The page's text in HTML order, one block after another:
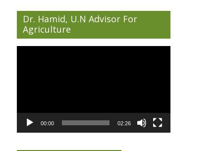
Dr. Hamid, U.N Advisor For
Agriculture
00:00 02:26